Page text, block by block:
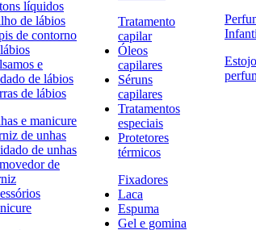
líquidos
de lábios
de contorno
e
de lábios
de lábios
e manicure
de unhas
de unhas
de
Tratamento
capilar
Óleos
capilares
Séruns
capilares
Tratamentos
especiais
Protetores
térmicos
Fixadores
Laca
Espuma
Gel e gomina